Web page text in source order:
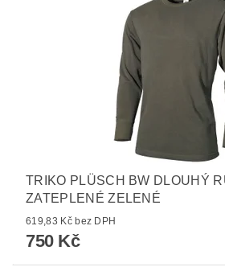
TRIKO PLÜSCH BW DLOUHÝ
ZATEPLENÉ ZELENÉ
619,83 Kč bez DPH
750 Kč